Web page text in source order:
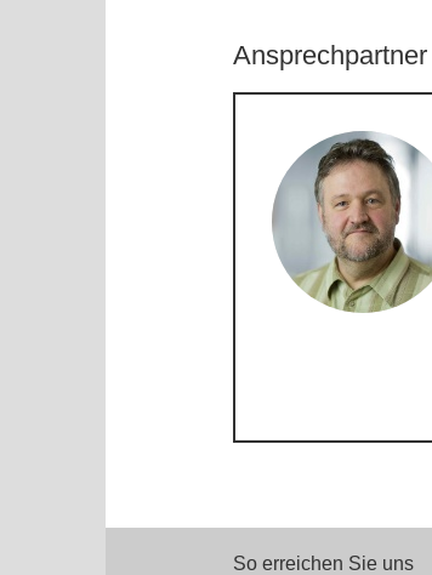
Ansprechpartner
So erreichen Sie uns